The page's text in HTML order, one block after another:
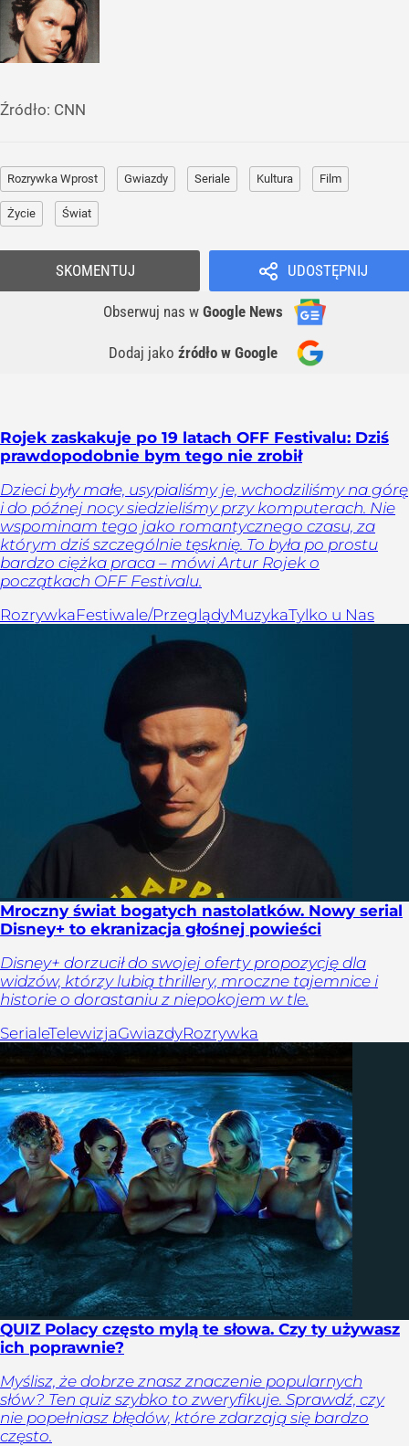
Źródło: CNN
Rozrywka Wprost Gwiazdy Seriale Kultura Film
Życie Świat
UDOSTĘPNIJ
Obserwuj nas w Google News
Dodaj jako źródło w Google
SKOMENTUJ
Rojek zaskakuje po 19 latach OFF Festivalu: Dziś
prawdopodobnie bym tego nie zrobił
Dzieci były małe, usypialiśmy je, wchodziliśmy na górę
i do późnej nocy siedzieliśmy przy komputerach. Nie
wspominam tego jako romantycznego czasu, za
którym dziś szczególnie tęsknię. To była po prostu
bardzo ciężka praca – mówi Artur Rojek o
początkach OFF Festivalu.
RozrywkaFestiwale/PrzeglądyMuzykaTylko u Nas
Mroczny świat bogatych nastolatków. Nowy serial
Disney+ to ekranizacja głośnej powieści
Disney+ dorzucił do swojej oferty propozycję dla
widzów, którzy lubią thrillery, mroczne tajemnice i
historie o dorastaniu z niepokojem w tle.
SerialeTelewizjaGwiazdyRozrywka
QUIZ Polacy często mylą te słowa. Czy ty używasz
ich poprawnie?
Myślisz, że dobrze znasz znaczenie popularnych
słów? Ten quiz szybko to zweryfikuje. Sprawdź, czy
nie popełniasz błędów, które zdarzają się bardzo
często.